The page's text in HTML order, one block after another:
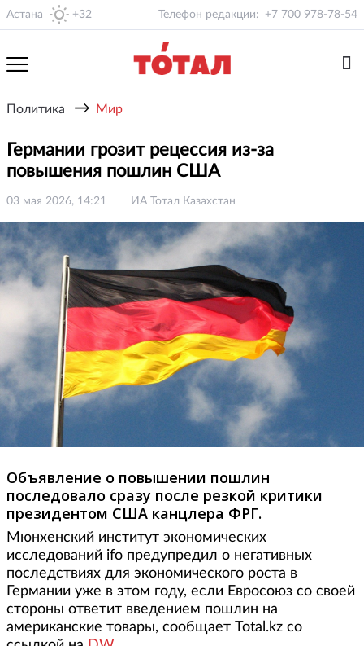
Астана +32 Телефон редакции: +7 700 978-78-54
Политика → Мир
Германии грозит рецессия из-за
повышения пошлин США
03 мая 2026, 14:21 ИА Тотал Казахстан
Объявление о повышении пошлин
последовало сразу после резкой критики
президентом США канцлера ФРГ.
Мюнхенский институт экономических
исследований ifo предупредил о негативных
последствиях для экономического роста в
Германии уже в этом году, если Евросоюз со своей
стороны ответит введением пошлин на
американские товары, сообщает Total.kz со